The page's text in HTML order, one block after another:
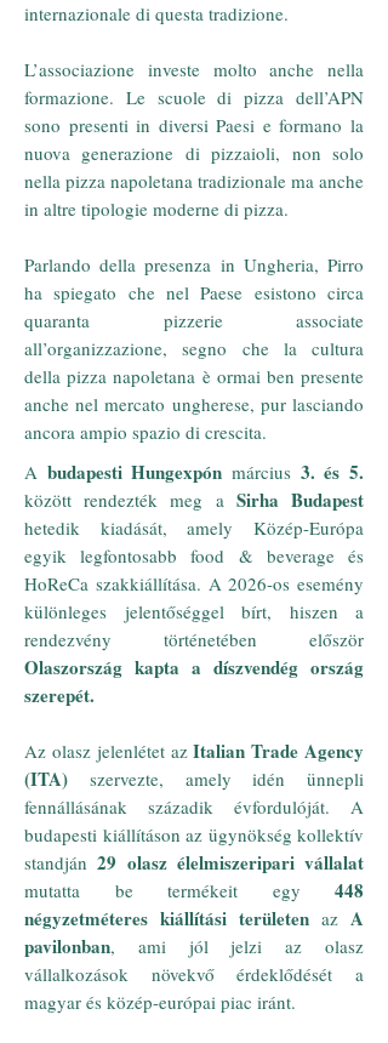
internazionale di questa tradizione.
L’associazione investe molto anche nella
formazione. Le scuole di pizza dell’APN
sono presenti in diversi Paesi e formano la
nuova generazione di pizzaioli, non solo
nella pizza napoletana tradizionale ma anche
in altre tipologie moderne di pizza.
Parlando della presenza in Ungheria, Pirro
ha spiegato che nel Paese esistono circa
quaranta pizzerie associate
all’organizzazione, segno che la cultura
della pizza napoletana è ormai ben presente
anche nel mercato ungherese, pur lasciando
ancora ampio spazio di crescita.
A budapesti Hungexpón március 3. és 5.
között rendezték meg a Sirha Budapest
hetedik kiadását, amely Közép-Európa
egyik legfontosabb food & beverage és
HoReCa szakkiállítása. A 2026-os esemény
különleges jelentőséggel bírt, hiszen a
rendezvény történetében először
Olaszország kapta a díszvendég ország
szerepét.
Az olasz jelenlétet azItalian Trade Agency
(ITA) szervezte, amely idén ünnepli
fennállásának századik évfordulóját. A
budapesti kiállításon az ügynökség kollektív
standján29 olasz élelmiszeripari vállalat
mutatta be termékeit egy 448
négyzetméteres kiállítási területen az A
pavilonban, ami jól jelzi az olasz
vállalkozások növekvő érdeklődését a
magyar és közép-európai piac iránt.